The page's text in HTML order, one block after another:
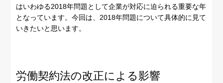
はいわゆる2018年問題として企業が対応に迫られる重要な年
となっています。今回は、2018年問題について具体的に見て
いきたいと思います。
労働契約法の改正による影響